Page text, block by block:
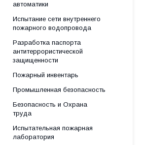
автоматики
Испытание сети внутреннего
пожарного водопровода
Разработка паспорта
антитеррористической
защищенности
Пожарный инвентарь
Промышленная безопасность
Безопасность и Охрана
труда
Испытательная пожарная
лаборатория